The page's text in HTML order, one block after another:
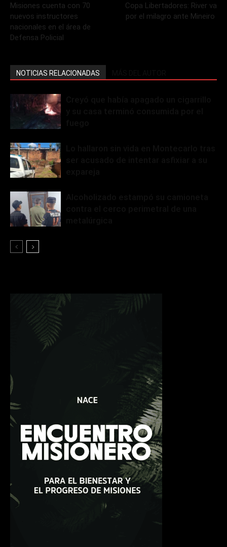
Misiones cuenta con 70
nuevos instructores
nacionales en el área de
Defensa Policial
Copa Libertadores: River va
por el milagro ante Mineiro
NOTICIAS RELACIONADAS